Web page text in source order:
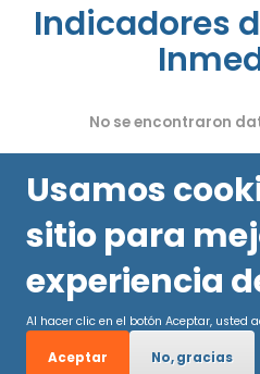
Indicadores
No se encontraron
Usamos
sitio para
experiencia
Al hacer clic en el botón Aceptar, usted
Aceptar No, gracias